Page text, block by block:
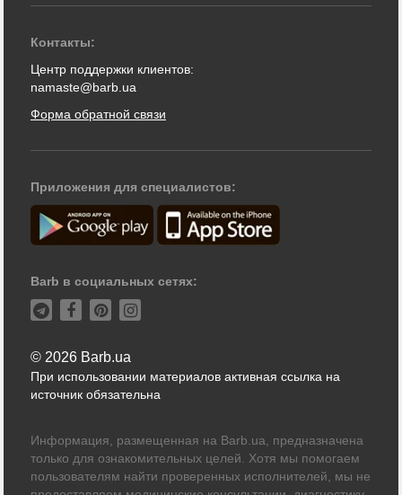
Контакты:
Центр поддержки клиентов:
namaste@barb.ua
Форма обратной связи
Приложения для специалистов:
Barb в социальных сетях:
© 2026 Barb.ua
При использовании материалов активная ссылка на
источник обязательна
Информация, размещенная на Barb.ua, предназначена
только для ознакомительных целей. Хотя мы помогаем
пользователям найти проверенных исполнителей, мы не